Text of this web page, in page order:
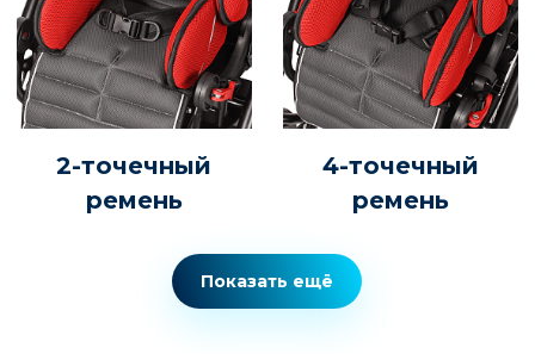
2-точечный
ремень
4-точечный
ремень
Показать ещё